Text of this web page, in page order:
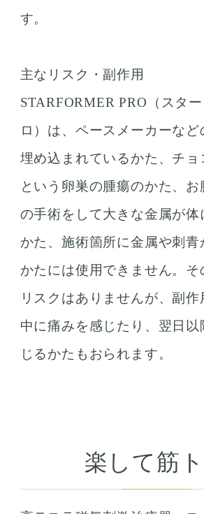
す。
主なリスク・副作用
STARFORMER PRO（スタ
ロ）は、ペースメーカーなど
埋め込まれているかた、チョ
という卵巣の腫瘍のかた、お
の手術をして大きな金属が体
かた、施術箇所に金属や刺青
かたには使用できません。そ
リスクはありませんが、副
中に痛みを感じたり、翌日以
じるかたもおられます。
楽して筋